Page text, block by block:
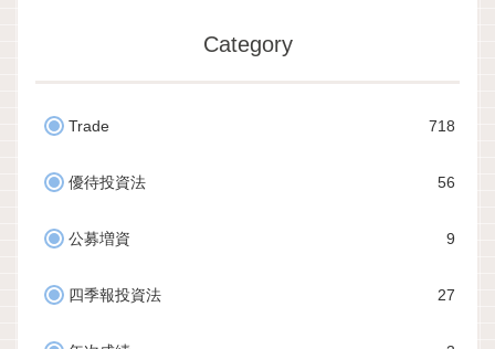
Category
Trade 718
優待投資法 56
公募増資 9
四季報投資法 27